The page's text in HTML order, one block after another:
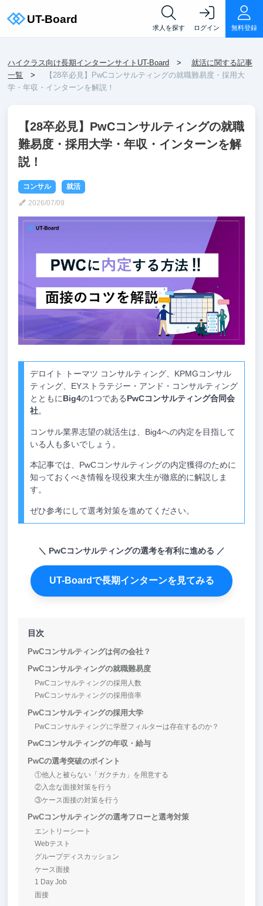
求人を探す ログイン 無料登録
ハイクラス向け長期インターンサイトUT-Board
就活に関する記事
一覧
【28卒必見】PwCコンサルティングの就職難易度・採用大
学・年収・インターンを解説！
【28卒必見】PwCコンサルティングの就職
難易度・採用大学・年収・インターンを解
説！
コンサル 就活
2026/07/09
デロイト トーマツ コンサルティング、KPMGコンサル
ティング、EYストラテジー・アンド・コンサルティング
とともにBig4の1つであるPwCコンサルティング合同会
社。
コンサル業界志望の就活生は、Big4への内定を目指して
いる人も多いでしょう。
本記事では、PwCコンサルティングの内定獲得のために
知っておくべき情報を現役東大生が徹底的に解説しま
す。
ぜひ参考にして選考対策を進めてください。
PwCコンサルティングの選考を有利に進める
UT-Boardで長期インターンを見てみる
目次
PwCコンサルティングは何の会社？
PwCコンサルティングの就職難易度
PwCコンサルティングの採用人数
PwCコンサルティングの採用倍率
PwCコンサルティングの採用大学
PwCコンサルティングに学歴フィルターは存在するのか？
PwCコンサルティングの年収・給与
PwCの選考突破のポイント
①他人と被らない「ガクチカ」を用意する
②入念な面接対策を行う
③ケース面接の対策を行う
PwCコンサルティングの選考フローと選考対策
エントリーシート
Webテスト
グループディスカッション
ケース面接
1 Day Job
面接